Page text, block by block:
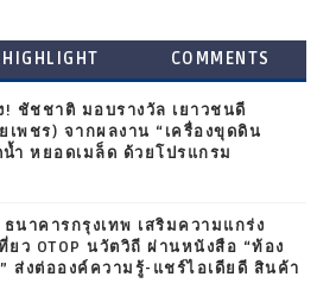
HIGHLIGHT COMMENTS
! ชัชชาติ มอบรางวัล เยาวชนดี
เพชร) จากผลงาน “เครื่องขุดดิน
ำ หยอดเมล็ด ด้วยโปรแกรม
นาคารกรุงเทพ เสริมความแกร่ง
ยว OTOP นวัตวิถี ผ่านหนังสือ “ท้อง
ส่งต่อองค์ความรู้-แชร์ไอเดียดี สินค้า